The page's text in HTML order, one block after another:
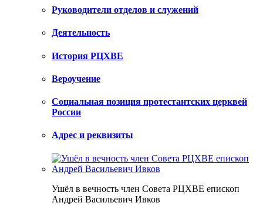
Руководители отделов и служений
Деятельность
История РЦХВЕ
Вероучение
Социальная позиция протестантских церквей
России
Адрес и реквизиты
Ушёл в вечность член Совета РЦХВЕ епископ
Андрей Васильевич Ивков